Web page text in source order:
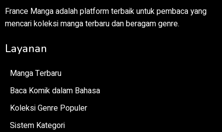
France Manga adalah platform terbaik untuk pembaca yang
mencari koleksi manga terbaru dan beragam genre.
Layanan
Manga Terbaru
Baca Komik dalam Bahasa
Koleksi Genre Populer
Sistem Kategori